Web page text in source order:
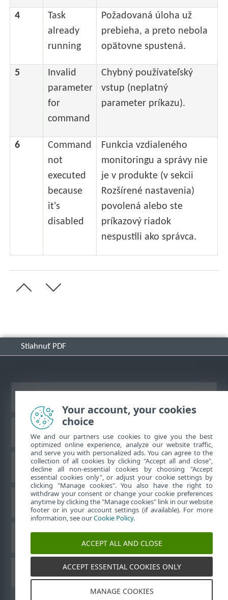
4
Task
already
running
Požadovaná úloha už
prebieha, a preto nebola
opätovne spustená.
5
Invalid
parameter
for
command
Chybný používateľský
vstup (neplatný
parameter príkazu).
6
Command
not
executed
because
it's
disabled
Funkcia vzdialeného
monitoringu a správy nie
je v produkte (v sekcii
Rozšírené nastavenia)
povolená alebo ste
príkazový riadok
nespustili ako správca.
Stiahnuť PDF
Databáza znalostí ESET
ESET Fórum
Technická podpora
Používateľské príručky ESET
Your account, your cookies
choice
We and our partners use cookies to give you the best
optimized online experience, analyze our website traffic,
and serve you with personalized ads. You can agree to the
collection of all cookies by clicking "Accept all and close",
decline all non-essential cookies by choosing "Accept
essential cookies only", or adjust your cookie settings by
clicking "Manage cookies". You also have the right to
withdraw your consent or change your cookie preferences
anytime by clicking the "Manage cookies" link in our website
footer or in your account settings (if available). For more
information, see ourCookie Policy.
ACCEPT ALL AND CLOSE
ACCEPT ESSENTIAL COOKIES ONLY
MANAGE COOKIES